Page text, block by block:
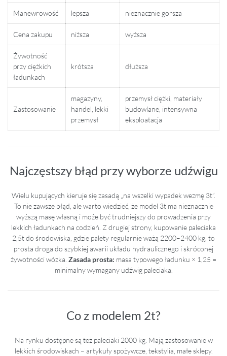
Manewrowość lepsza nieznacznie gorsza
Cena zakupu niższa wyższa
Żywotność
przy ciężkich
ładunkach
krótsza dłuższa
Zastosowanie
magazyny,
handel, lekki
przemysł
przemysł ciężki, materiały
budowlane, intensywna
eksploatacja
Najczęstszy błąd przy wyborze udźwigu
Wielu kupujących kieruje się zasadą „na wszelki wypadek wezmę 3t”.
To nie zawsze błąd, ale warto wiedzieć, że model 3t ma nieznacznie
wyższą masę własną i może być trudniejszy do prowadzenia przy
lekkich ładunkach na codzień. Z drugiej strony, kupowanie paleciaka
2,5t do środowiska, gdzie palety regularnie ważą 2200–2400 kg, to
prosta droga do szybkiej awarii układu hydraulicznego i skróconej
żywotności wózka. Zasada prosta: masa typowego ładunku × 1,25 =
minimalny wymagany udźwig paleciaka.
Co z modelem 2t?
Na rynku dostępne są też paleciaki 2000 kg. Mają zastosowanie w
lekkich środowiskach – artykuły spożywcze, tekstylia, małe sklepy.